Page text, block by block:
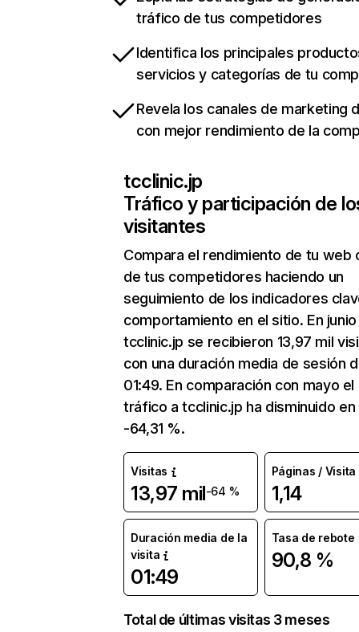
tráfico de tus competidores
Identifica los principales
servicios y categorías de tu
Revela los canales de marketing
con mejor rendimiento de la
tcclinic.jp
Tráfico y participación de
visitantes
Compara el rendimiento de tu web
de tus competidores haciendo un
seguimiento de los indicadores
comportamiento en el sitio. En junio
tcclinic.jp se recibieron 13,97 mil
con una duración media de sesión
01:49. En comparación con mayo el
tráfico a tcclinic.jp ha disminuido en
-64,31 %.
Visitas
13,97 mil-64 %
Páginas / Visita
1,14
Duración media de la
visita
01:49
Tasa de rebote
90,8 %
Total de últimas visitas 3 meses